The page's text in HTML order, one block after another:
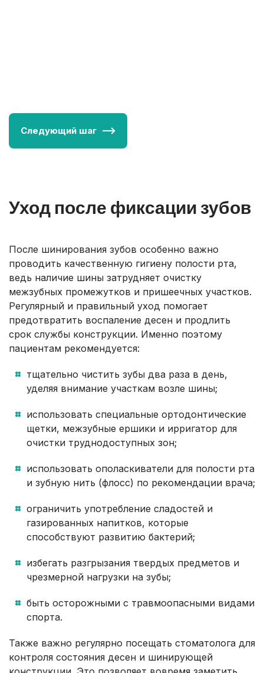
Следующий шаг
Уход после фиксации зубов
После шинирования зубов особенно важно
проводить качественную гигиену полости рта,
ведь наличие шины затрудняет очистку
межзубных промежутков и пришеечных участков.
Регулярный и правильный уход помогает
предотвратить воспаление десен и продлить
срок службы конструкции. Именно поэтому
пациентам рекомендуется:
тщательно чистить зубы два раза в день,
уделяя внимание участкам возле шины;
использовать специальные ортодонтические
щетки, межзубные ершики и ирригатор для
очистки труднодоступных зон;
использовать ополаскиватели для полости рта
и зубную нить (флосс) по рекомендации врача;
ограничить употребление сладостей и
газированных напитков, которые
способствуют развитию бактерий;
избегать разгрызания твердых предметов и
чрезмерной нагрузки на зубы;
быть осторожными с травмоопасными видами
спорта.
Также важно регулярно посещать стоматолога для
контроля состояния десен и шинирующей